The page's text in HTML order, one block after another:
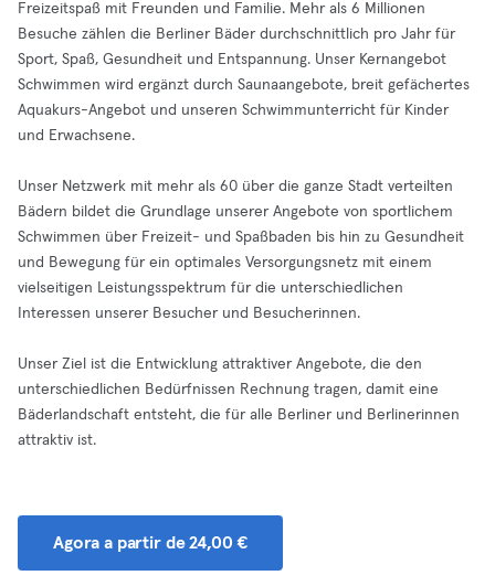
Freizeitspaß mit Freunden und Familie. Mehr als 6 Millionen
Besuche zählen die Berliner Bäder durchschnittlich pro Jahr für
Sport, Spaß, Gesundheit und Entspannung. Unser Kernangebot
Schwimmen wird ergänzt durch Saunaangebote, breit gefächertes
Aquakurs-Angebot und unseren Schwimmunterricht für Kinder
und Erwachsene.
Unser Netzwerk mit mehr als 60 über die ganze Stadt verteilten
Bädern bildet die Grundlage unserer Angebote von sportlichem
Schwimmen über Freizeit- und Spaßbaden bis hin zu Gesundheit
und Bewegung für ein optimales Versorgungsnetz mit einem
vielseitigen Leistungsspektrum für die unterschiedlichen
Interessen unserer Besucher und Besucherinnen.
Unser Ziel ist die Entwicklung attraktiver Angebote, die den
unterschiedlichen Bedürfnissen Rechnung tragen, damit eine
Bäderlandschaft entsteht, die für alle Berliner und Berlinerinnen
attraktiv ist.
Agora a partir de 24,00 €